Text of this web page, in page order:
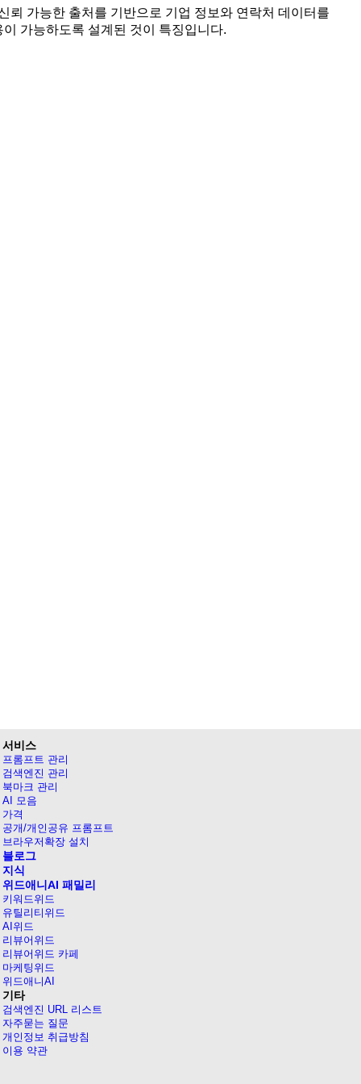
가능한 출처를 기반으로 기업 정보와 연락처 데이터를
가능하도록 설계된 것이 특징입니다.
서비스
프롬프트 관리
검색엔진 관리
북마크 관리
AI 모음
가격
공개/개인공유 프롬프트
브라우저확장 설치
블로그
지식
위드애니AI 패밀리
키워드위드
유틸리티위드
AI위드
리뷰어위드
리뷰어위드 카페
마케팅위드
위드애니AI
기타
검색엔진 URL 리스트
자주묻는 질문
개인정보 취급방침
이용 약관